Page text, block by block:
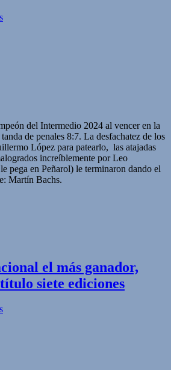
del Intermedio 2024 al vencer en la
de penales 8:7. La desfachatez de los
López para patearlo, las atajadas
increíblemente por Leo
pega en Peñarol) le terminaron dando el
Martín Bachs.
el más ganador,
siete ediciones